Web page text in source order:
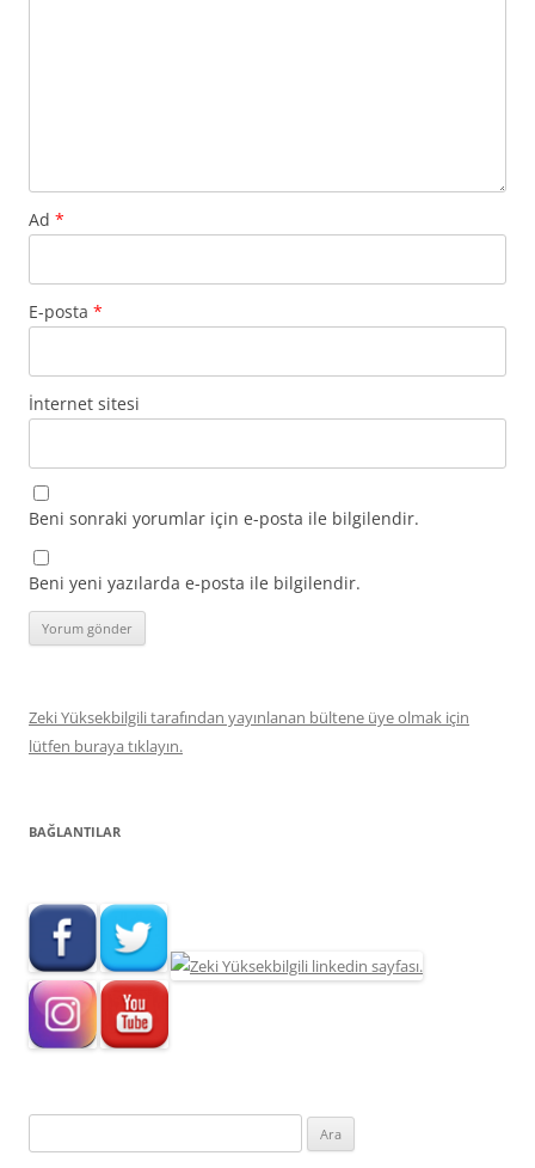
Ad *
E-posta *
İnternet sitesi
Beni sonraki yorumlar için e-posta ile bilgilendir.
Beni yeni yazılarda e-posta ile bilgilendir.
Zeki Yüksekbilgili tarafından yayınlanan bültene üye olmak için
lütfen buraya tıklayın.
BAĞLANTILAR